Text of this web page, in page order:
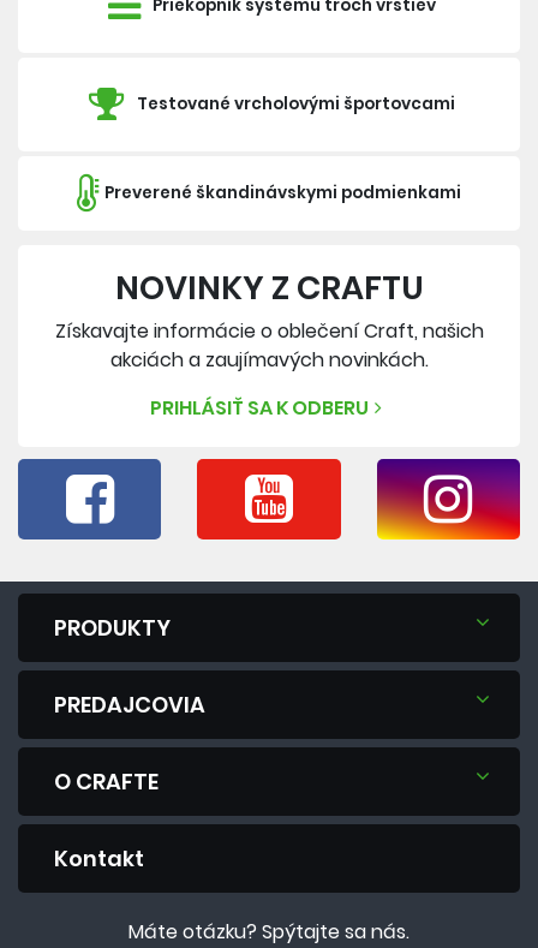
Priekopník systému troch vrstiev
Testované vrcholovými športovcami
Preverené škandinávskymi podmienkami
NOVINKY Z CRAFTU
Získavajte informácie o oblečení Craft, našich
akciách a zaujímavých novinkách.
PRIHLÁSIŤ SA K ODBERU
PRODUKTY
PREDAJCOVIA
O CRAFTE
Kontakt
Máte otázku? Spýtajte sa nás.